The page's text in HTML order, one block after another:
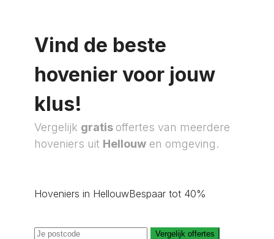
Vind de beste
hovenier voor jouw
klus!
Vergelijk gratis offertes van meerdere
hoveniers uit Hellouw en omgeving.
Hoveniers in HellouwBespaar tot 40%
Vergelijk offertes